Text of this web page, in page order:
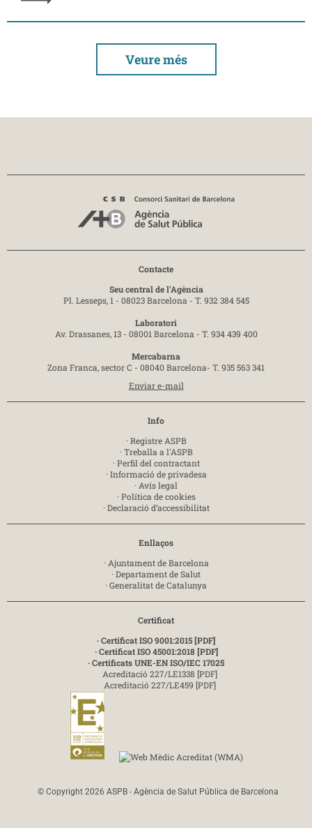
Veure més
Contacte
Seu central de l'Agència
Pl. Lesseps, 1 - 08023 Barcelona - T. 932 384 545
Laboratori
Av. Drassanes, 13 - 08001 Barcelona - T. 934 439 400
Mercabarna
Zona Franca, sector C - 08040 Barcelona- T. 935 563 341
Enviar e-mail
Info
· Registre ASPB
· Treballa a l'ASPB
· Perfil del contractant
· Informació de privadesa
· Avís legal
· Política de cookies
· Declaració d’accessibilitat
Enllaços
· Ajuntament de Barcelona
· Departament de Salut
· Generalitat de Catalunya
Certificat
· Certificat ISO 9001:2015 [PDF]
· Certificat ISO 45001:2018 [PDF]
· Certificats UNE-EN ISO/IEC 17025
Acreditació 227/LE1338 [PDF]
Acreditació 227/LE459 [PDF]
© Copyright 2026 ASPB - Agència de Salut Pública de Barcelona